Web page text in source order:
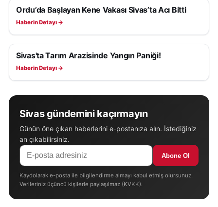
ASAYIŞ
Ordu’da Başlayan Kene Vakası Sivas’ta Acı Bitti
Haberin Detayı →
ASAYIŞ
Sivas'ta Tarım Arazisinde Yangın Paniği!
Haberin Detayı →
Sivas gündemini kaçırmayın
Günün öne çıkan haberlerini e-postanıza alın. İstediğiniz
an çıkabilirsiniz.
Abone Ol
Kaydolarak e-posta ile bilgilendirme almayı kabul etmiş olursunuz.
Verileriniz üçüncü kişilerle paylaşılmaz (KVKK).